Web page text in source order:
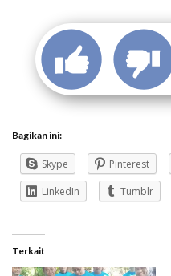
Bagikan ini:
Skype Pinterest
LinkedIn
Tumblr
Terkait